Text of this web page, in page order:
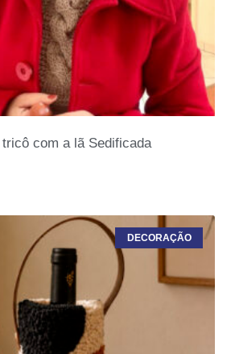
com a lã Sedificada
DECORAÇÃO